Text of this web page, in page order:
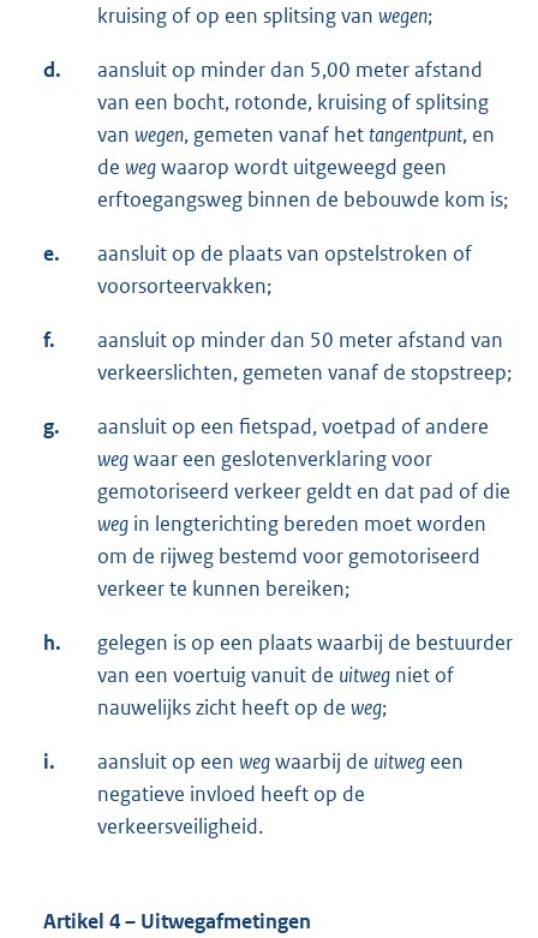
kruising of op een splitsing van wegen;
d.
aansluit op minder dan 5,00 meter afstand
van een bocht, rotonde, kruising of splitsing
van wegen, gemeten vanaf hettangentpunt, en
de wegwaarop wordt uitgeweegd geen
erftoegangsweg binnen de bebouwde kom is;
e.
aansluit op de plaats van opstelstroken of
voorsorteervakken;
f.
aansluit op minder dan 50 meter afstand van
verkeerslichten, gemeten vanaf de stopstreep;
g.
aansluit op een fietspad, voetpad of andere
wegwaar een geslotenverklaring voor
gemotoriseerd verkeer geldt en dat pad of die
weg in lengterichting bereden moet worden
om de rijweg bestemd voor gemotoriseerd
verkeer te kunnen bereiken;
h.
gelegen is op een plaats waarbij de bestuurder
van een voertuig vanuit de uitweg niet of
nauwelijks zicht heeft op de weg;
i. aansluit op een wegwaarbij de uitweg een
negatieve invloed heeft op de
verkeersveiligheid.
Artikel 4 – Uitwegafmetingen